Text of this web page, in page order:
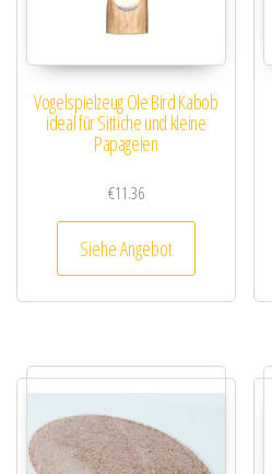
Vogelspielzeug Ole Bird Kabob
ideal für Sittiche und kleine
Papageien
€11.36
Siehe Angebot